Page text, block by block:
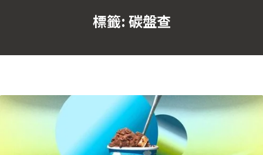
標籤: 碳盤查